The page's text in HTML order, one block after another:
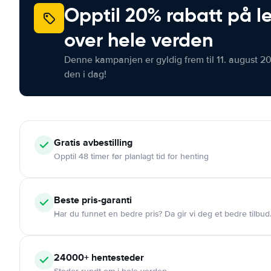
Opptil 20% rabatt på
over hele verden
Denne kampanjen er gyldig frem til 11. august
den i dag!
Gratis avbestilling
Opptil 48 timer før planlagt tid for henting
Beste pris-garanti
Har du funnet en bedre pris? Da gir vi deg et bedre tilbud.
24000+ hentesteder